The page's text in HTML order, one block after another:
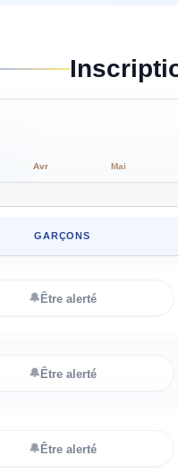
Avr Mai
GARÇONS
🔔Être alerté
🔔Être alerté
🔔Être alerté